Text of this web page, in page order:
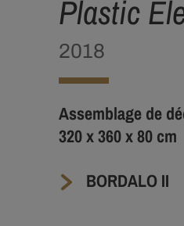
Plastic
2018
Assemblage de
320 x 360 x 80 cm
BORDALO II